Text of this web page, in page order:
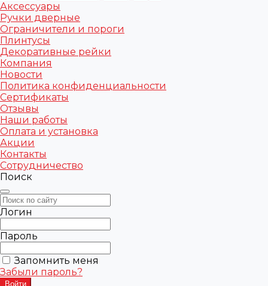
Аксессуары
Ручки дверные
Ограничители и пороги
Плинтусы
Декоративные рейки
Компания
Новости
Политика конфиденциальности
Сертификаты
Отзывы
Наши работы
Оплата и установка
Акции
Контакты
Сотрудничество
Поиск
Логин
Пароль
Запомнить меня
Забыли пароль?